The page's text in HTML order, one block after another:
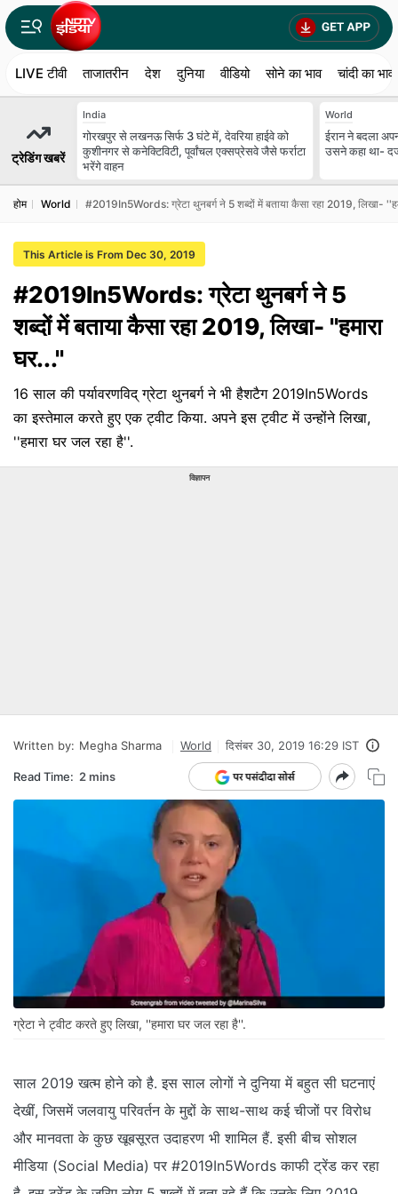
LIVE टीवी ताजातरीन देश दुनिया वीडियो सोने का भाव चांदी का भाव
ट्रेडिंग खबरें
India
गोरखपुर से लखनऊ सिर्फ 3 घंटे में, देवरिया हाईवे को
कुशीनगर से कनेक्टिविटी, पूर्वांचल एक्सप्रेसवे जैसे फर्राटा
भरेंगे वाहन
World
ईरान ने बदला
उसने कहा था-
होम World #2019In5Words: ग्रेटा थुनबर्ग ने 5 शब्दों में बताया कैसा रहा 2019, लिखा-
This Article is From Dec 30, 2019
#2019In5Words: ग्रेटा थुनबर्ग ने 5
शब्दों में बताया कैसा रहा 2019, लिखा- ''हमारा
घर...''
16 साल की पर्यावरणविद् ग्रेटा थुनबर्ग ने भी हैशटैग 2019In5Words
का इस्तेमाल करते हुए एक ट्वीट किया. अपने इस ट्वीट में उन्होंने लिखा,
''हमारा घर जल रहा है''.
विज्ञापन
Written by: Megha Sharma World दिसंबर 30, 2019 16:29 IST
Read Time: 2 mins
ग्रेटा ने ट्वीट करते हुए लिखा, ''हमारा घर जल रहा है''.
साल 2019 खत्म होने को है. इस साल लोगों ने दुनिया में बहुत सी घटनाएं
देखीं, जिसमें जलवायु परिवर्तन के मुद्दों के साथ-साथ कई चीजों पर विरोध
और मानवता के कुछ खूबसूरत उदाहरण भी शामिल हैं. इसी बीच सोशल
मीडिया (Social Media) पर #2019In5Words काफी ट्रेंड कर रहा